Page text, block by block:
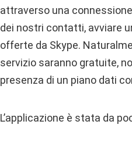
attraverso una
dei nostri contatti, avviare
offerte da Skype.
servizio saranno gratuite,
presenza di un piano dati
L’applicazione è stata da